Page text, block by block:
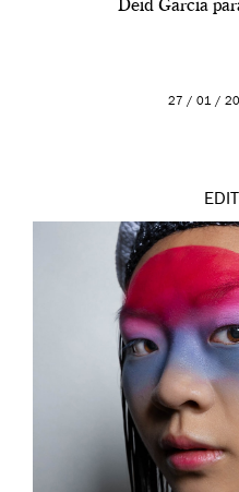
Deid Garcia
27 / 01 /